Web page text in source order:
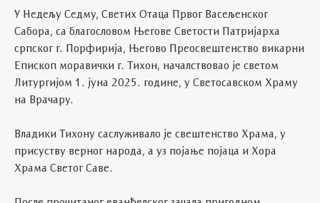
У Недељу Седму, Светих Отаца Првог Васељенског
Сабора, са благословом Његове Светости Патријарха
српског г. Порфирија, Његово Преосвештенство викарни
Епископ моравички г. Тихон, началствовао је светом
Литургијом 1. јуна 2025. године, у Светосавском Храму
на Врачару.
Владики Тихону саслуживало је свештенство Храма, у
присуству верног народа, а уз појање појаца и Хора
Храма Светог Саве.